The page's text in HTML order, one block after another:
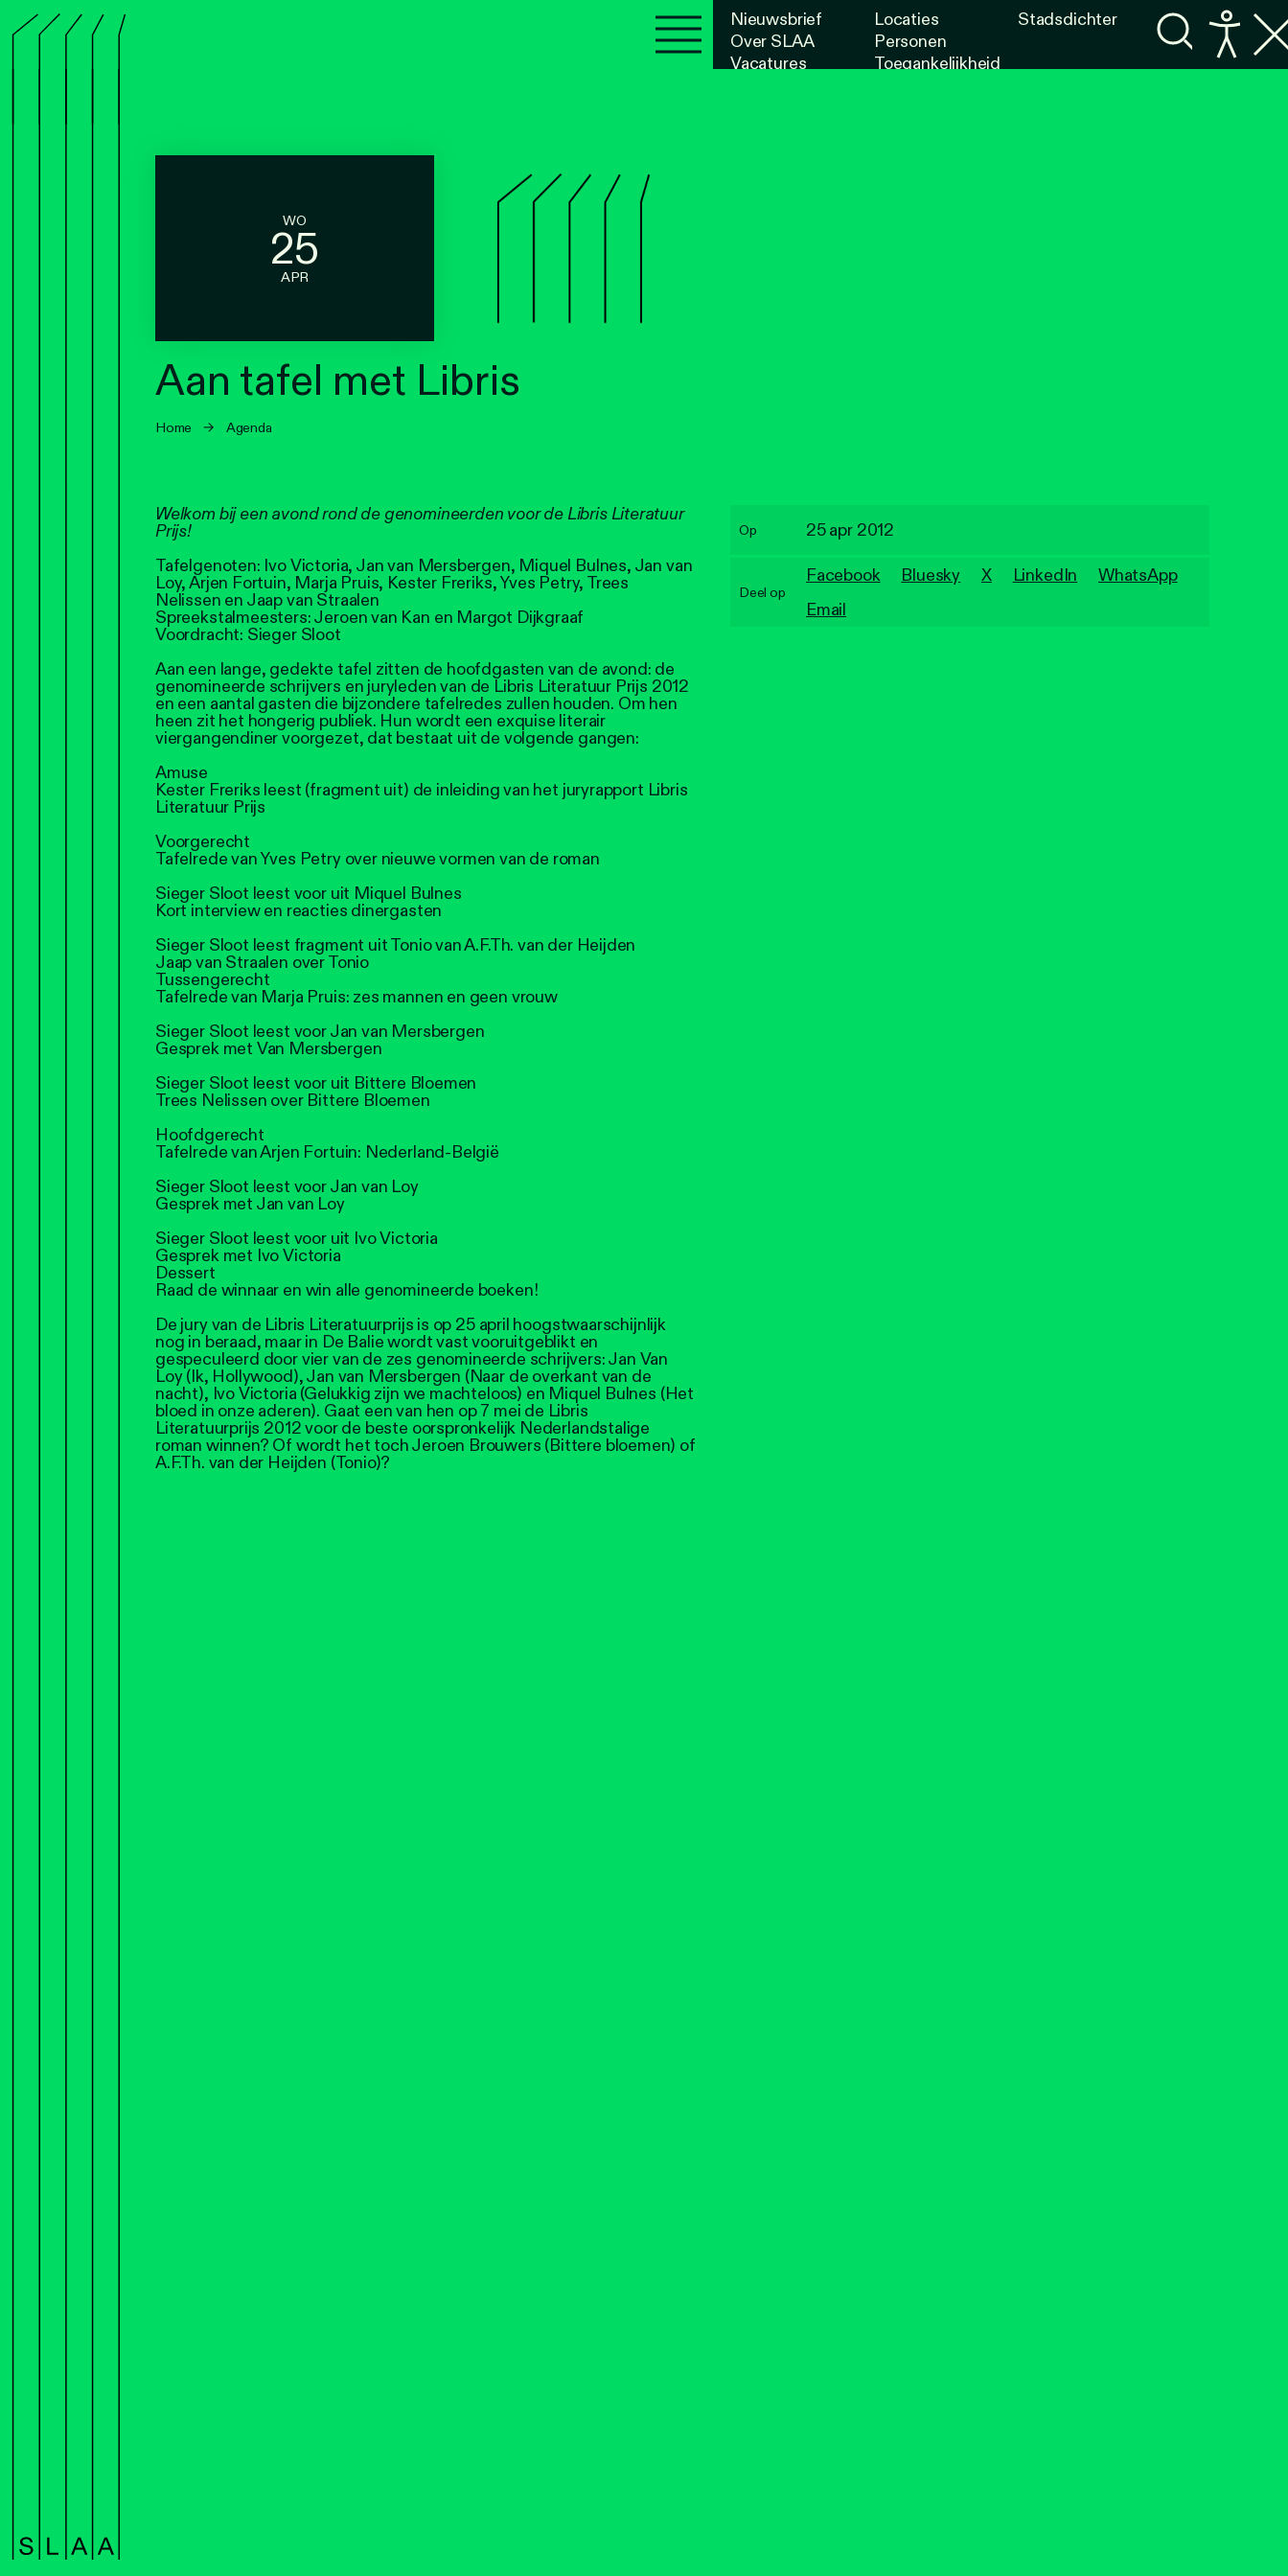
WO
25
APR
Aan tafel met Libris
Home → Agenda
Welkom bij een avond rond de genomineerden voor de Libris Literatuur
Prijs!
Tafelgenoten: Ivo Victoria, Jan van Mersbergen, Miquel Bulnes, Jan van
Loy, Arjen Fortuin, Marja Pruis, Kester Freriks, Yves Petry, Trees
Nelissen en Jaap van Straalen
Spreekstalmeesters: Jeroen van Kan en Margot Dijkgraaf
Voordracht: Sieger Sloot
Aan een lange, gedekte tafel zitten de hoofdgasten van de avond: de
genomineerde schrijvers en juryleden van de Libris Literatuur Prijs 2012
en een aantal gasten die bijzondere tafelredes zullen houden. Om hen
heen zit het hongerig publiek. Hun wordt een exquise literair
viergangendiner voorgezet, dat bestaat uit de volgende gangen:
Amuse
Kester Freriks leest (fragment uit) de inleiding van het juryrapport Libris
Literatuur Prijs
Voorgerecht
Tafelrede van Yves Petry over nieuwe vormen van de roman
Sieger Sloot leest voor uit Miquel Bulnes
Kort interview en reacties dinergasten
Sieger Sloot leest fragment uit Tonio van A.F.Th. van der Heijden
Jaap van Straalen over Tonio
Tussengerecht
Tafelrede van Marja Pruis: zes mannen en geen vrouw
Sieger Sloot leest voor Jan van Mersbergen
Gesprek met Van Mersbergen
Sieger Sloot leest voor uit Bittere Bloemen
Trees Nelissen over Bittere Bloemen
Hoofdgerecht
Tafelrede van Arjen Fortuin: Nederland-België
Sieger Sloot leest voor Jan van Loy
Gesprek met Jan van Loy
Sieger Sloot leest voor uit Ivo Victoria
Gesprek met Ivo Victoria
Dessert
Raad de winnaar en win alle genomineerde boeken!
De jury van de Libris Literatuurprijs is op 25 april hoogstwaarschijnlijk
nog in beraad, maar in De Balie wordt vast vooruitgeblikt en
gespeculeerd door vier van de zes genomineerde schrijvers: Jan Van
Loy (Ik, Hollywood), Jan van Mersbergen (Naar de overkant van de
nacht), Ivo Victoria (Gelukkig zijn we machteloos) en Miquel Bulnes (Het
bloed in onze aderen). Gaat een van hen op 7 mei de Libris
Literatuurprijs 2012 voor de beste oorspronkelijk Nederlandstalige
roman winnen? Of wordt het toch Jeroen Brouwers (Bittere bloemen) of
A.F.Th. van der Heijden (Tonio)?
Op 25 apr 2012
Deel op
Facebook Bluesky X LinkedIn
WhatsApp
Email
Nieuwsbrief
Over SLAA
Vacatures
Locaties
Personen
Toegankelijkheid
Stadsdichter